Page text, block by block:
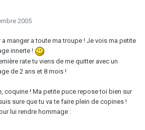
2005
a manger a toute ma troupe ! Je vois ma petite
innerte !
rate tu viens de me quitter avec un
de 2 ans et 8 mois !
coquine ! Ma petite puce repose toi bien sur
sure que tu va te faire plein de copines !
lui rendre hommage :